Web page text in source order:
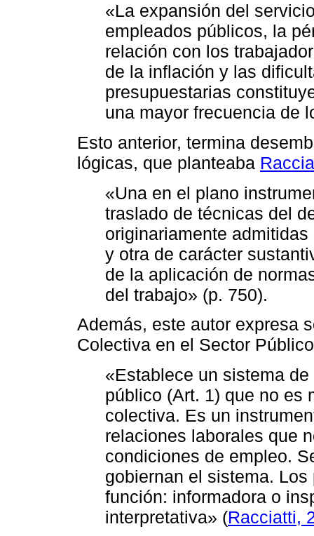
«La expansión del
empleados públicos, la
relación con los
de la inflación y las
presupuestarias
una mayor frecuencia de
Esto anterior, termina
lógicas, que planteaba
«Una en el plano
traslado de técnicas del
originariamente
y otra de carácter
de la aplicación de
del trabajo» (p. 750).
Además, este autor expresa
Colectiva en el Sector
«Establece un sistema
público (Art. 1) que no es
colectiva. Es un
relaciones laborales que
condiciones de empleo.
gobiernan el sistema.
función: informadora o
interpretativa» (Racciatti,